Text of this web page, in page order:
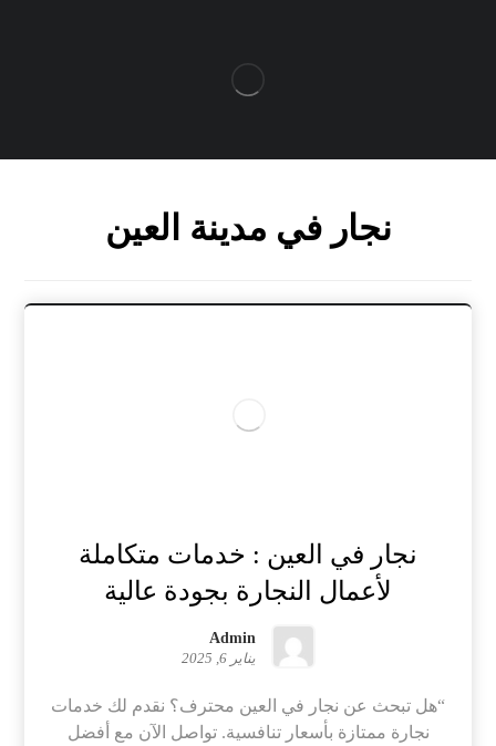
نجار في مدينة العين
نجار في العين : خدمات متكاملة
لأعمال النجارة بجودة عالية
Admin
يناير 6, 2025
“هل تبحث عن نجار في العين محترف؟ نقدم لك خدمات
نجارة ممتازة بأسعار تنافسية. تواصل الآن مع أفضل